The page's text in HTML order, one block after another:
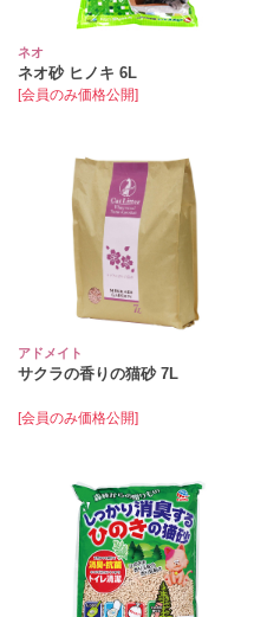
ネオ
ネオ砂 ヒノキ 6L
[会員のみ価格公開]
アドメイト
サクラの香りの猫砂 7L
[会員のみ価格公開]